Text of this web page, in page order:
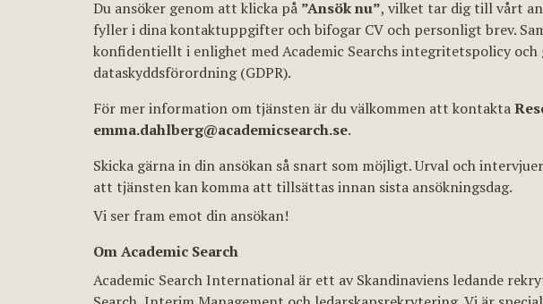
Du ansöker genom att klicka på ”Ansök nu”, vilket tar dig till vårt
fyller i dina kontaktuppgifter och bifogar CV och personligt brev.
konfidentiellt i enlighet med Academic Searchs integritetspolicy och
dataskyddsförordning (GDPR).
För mer information om tjänsten är du välkommen att kontakta
emma.dahlberg@academicsearch.se.
Skicka gärna in din ansökan så snart som möjligt. Urval och
att tjänsten kan komma att tillsättas innan sista ansökningsdag.
Vi ser fram emot din ansökan!
Om Academic Search
Academic Search International är ett av Skandinaviens ledande